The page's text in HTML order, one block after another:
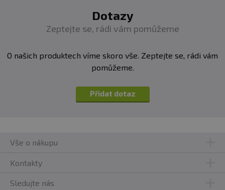
Dotazy
Zeptejte se, rádi vám pomůžeme
O našich produktech víme skoro vše. Zeptejte se, rádi vám
pomůžeme.
Přidat dotaz
Vše o nákupu
Kontakty
Sledujte nás